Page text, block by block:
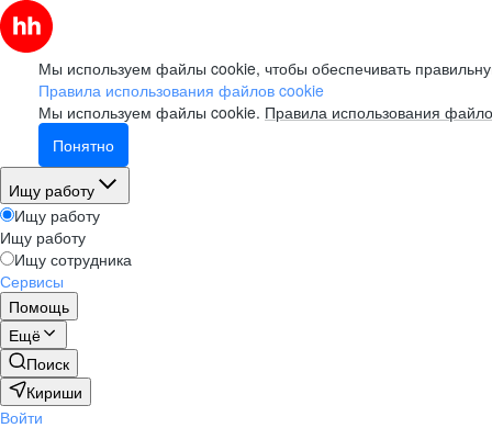
Мы используем файлы cookie, чтобы обеспечивать
Правила использования файлов cookie
Мы используем файлы cookie. Правила использования
Понятно
Ищу работу
Ищу работу
Ищу работу
Ищу сотрудника
Сервисы
Помощь
Ещё
Поиск
Кириши
Войти